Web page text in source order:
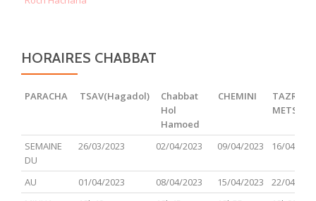
HORAIRES CHABBAT
PARACHA TSAV(Hagadol)
Chabbat
Hol
Hamoed
CHEMINI
TAZRIA
PARACHA TSAV(Hagadol)
Chabbat
Hamoed
CHEMINI
TAZRIA
SEMAINE
DU
26/03/2023 02/04/2023 09/04/2023 16/04/
AU 01/04/2023 08/04/2023 15/04/2023
22/04/